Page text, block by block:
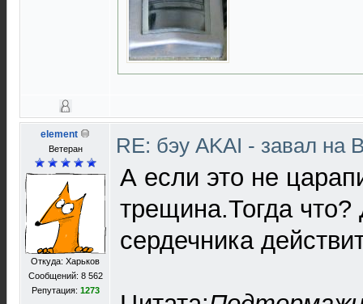
element
Ветеран
Откуда: Харьков
Сообщений: 8 562
Репутация: 1273
RE: бэу AKAI - завал на
А если это не
трещина.Тогда что?
сердечника